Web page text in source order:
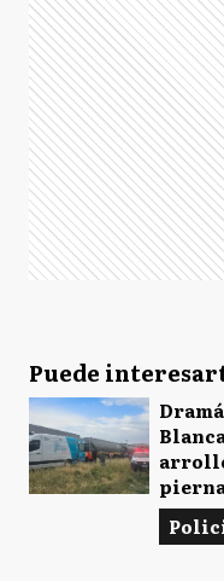
Puede